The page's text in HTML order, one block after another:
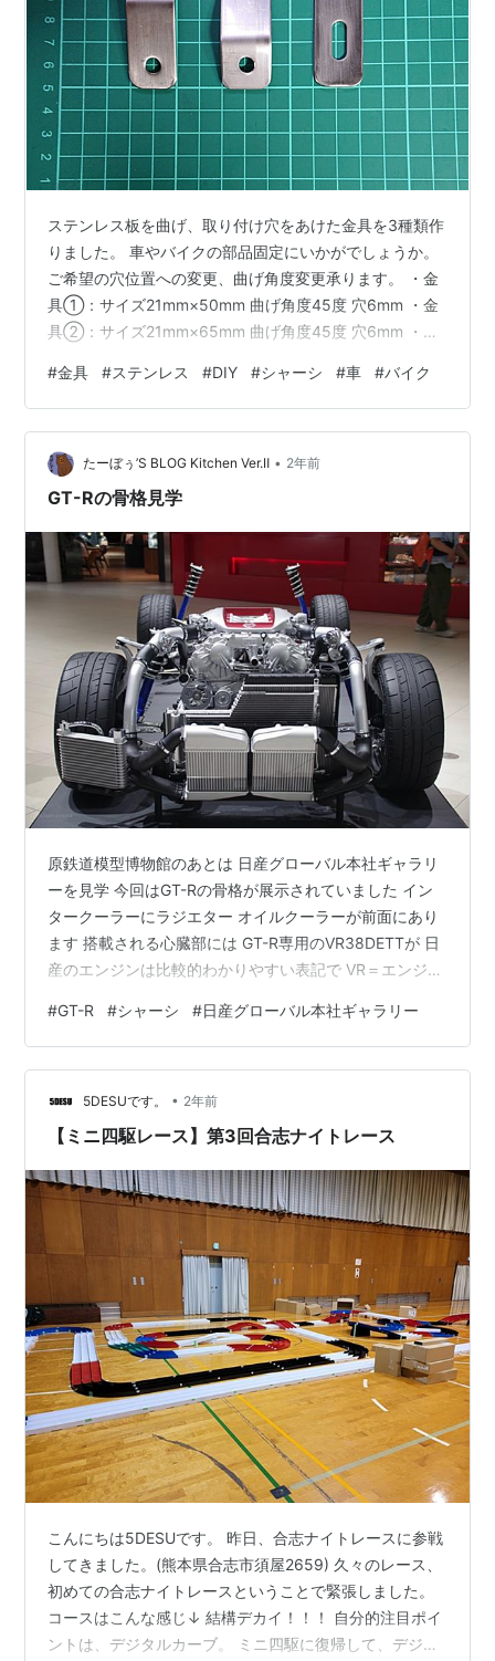
ステンレス板を曲げ、取り付け穴をあけた金具を3種類作
りました。 車やバイクの部品固定にいかがでしょうか。
ご希望の穴位置への変更、曲げ角度変更承ります。 ・金
具①：サイズ21mm×50mm 曲げ角度45度 穴6mm ・金
具②：サイズ21mm×65mm 曲げ角度45度 穴6mm ・金
組み合わせることでいろんな長さ、角度への取り付けが
可能になります。 全長 左約20㎝ 右約16㎝ Yフリマで販
売中。購入はこちらから↓ (商品説明をよくお読みくださ
い) paypayfleamarket.yahoo.co.jp あなたのDIYお手伝
いさせ…
#金具 #ステンレス #DIY #シャーシ #車 #バイク
たーぼぅ’S BLOG Kitchen Ver.Ⅱ • 2年前
GT-Rの骨格見学
原鉄道模型博物館のあとは 日産グローバル本社ギャラリ
ーを見学 今回はGT-Rの骨格が展示されていました イン
タークーラーにラジエター オイルクーラーが前面にあり
ます 搭載される心臓部には GT-R専用のVR38DETTが 日
産のエンジンは比較的わかりやすい表記で VR＝エンジン
＝ターボエンジン 二個付いてるのでツインターボ という
感じ ちなみに手作業で組まれるようで 組んだ方のサイン
が刻印されてます 駆動伝達部周り クラッチ（DCT）の歯
車がすごい数 駆動を後輪に伝えるパイプも堅牢そう ツイ
ンターボというからには ターボ部分を探した…
#GT-R #シャーシ #日産グローバル本社ギャラリー
5DESUです。 • 2年前
【ミニ四駆レース】第3回合志ナイトレース
こんにちは5DESUです。 昨日、合志ナイトレースに参戦
してきました。(熊本県合志市須屋2659) 久々のレース、
初めての合志ナイトレースということで緊張しました。
コースはこんな感じ↓ 結構デカイ！！！ 自分的注目ポイ
ントは、デジタルカーブ。 ミニ四駆に復帰して、デジタ